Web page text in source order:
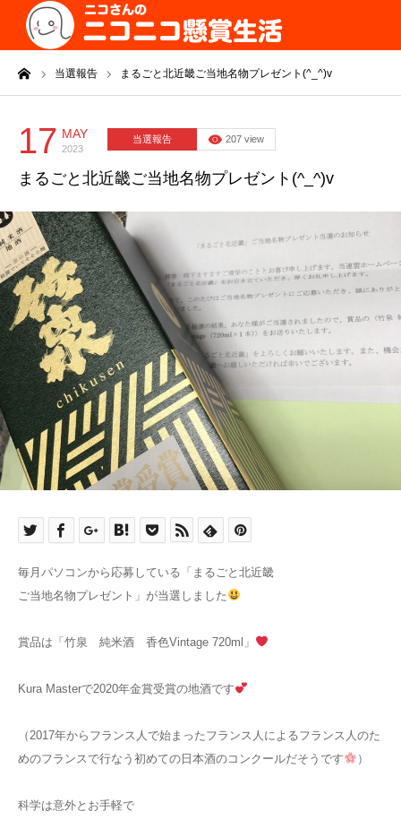
当選報告 まるごと北近畿ご当地名物プレゼント(^_^)v
17 MAY
2023
当選報告 207 view
まるごと北近畿ご当地名物プレゼント(^_^)v
毎月パソコンから応募している「まるごと北近畿
ご当地名物プレゼント」が当選しました
賞品は「竹泉 純米酒 香色Vintage 720ml」
Kura Masterで2020年金賞受賞の地酒です
（2017年からフランス人で始まったフランス人によるフランス人のた
めのフランスで行なう初めての日本酒のコンクールだそうです
）
科学は意外とお手軽で